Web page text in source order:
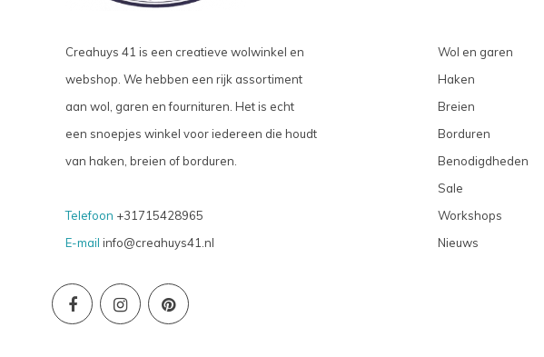
Creahuys 41 is een creatieve wolwinkel en
webshop. We hebben een rijk assortiment
aan wol, garen en fournituren. Het is echt
een snoepjes winkel voor iedereen die houdt
van haken, breien of borduren.
Telefoon +31715428965
E-mail info@creahuys41.nl
Wol en garen
Haken
Breien
Borduren
Benodigdheden
Sale
Workshops
Nieuws